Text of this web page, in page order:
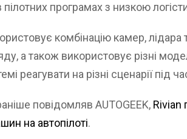
програмах з низкою
комбінацію камер,
а також використовує різні
реагувати на різні сценарії під
повідомляв AUTOGEEK, Rivian
на автопілоті.